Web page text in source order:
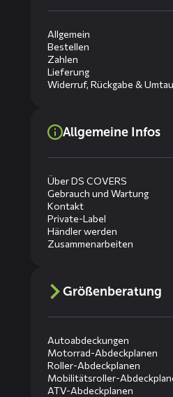
Allgemein
Bestellen
Zahlen
Lieferung
Widerruf, Rückgabe &
Allgemeine Infos
Über DS COVERS
Gebrauch und Wartung
Kontakt
Private-Label
Händler werden
Zusammenarbeiten
Größenberatung
Autoabdeckungen
Motorrad-Abdeckplanen
Roller-Abdeckplanen
Mobilitätsroller-
ATV-Abdeckplanen